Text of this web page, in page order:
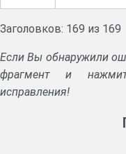
Заголовков: 169 из 169
Если Вы обнаружили
фрагмент и
исправления!